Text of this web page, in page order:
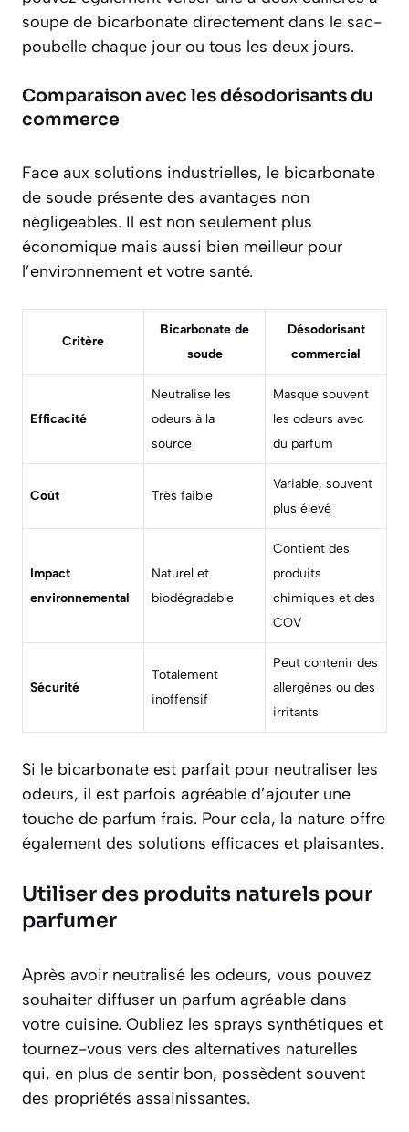
soupe de bicarbonate directement dans le sac-
poubelle chaque jour ou tous les deux jours.
Comparaison avec les désodorisants du
commerce
Face aux solutions industrielles, le bicarbonate
de soude présente des avantages non
négligeables. Il est non seulement plus
économique mais aussi bien meilleur pour
l’environnement et votre santé.
Critère
Bicarbonate de
soude
Désodorisant
commercial
Efficacité
Neutralise les
odeurs à la
source
Masque souvent
les odeurs avec
du parfum
Coût Très faible
Variable, souvent
plus élevé
Impact
environnemental
Naturel et
biodégradable
Contient des
produits
chimiques et des
COV
Sécurité
Totalement
inoffensif
Peut contenir des
allergènes ou des
irritants
Si le bicarbonate est parfait pour neutraliser les
odeurs, il est parfois agréable d’ajouter une
touche de parfum frais. Pour cela, la nature offre
également des solutions efficaces et plaisantes.
Utiliser des produits naturels pour
parfumer
Après avoir neutralisé les odeurs, vous pouvez
souhaiter diffuser un parfum agréable dans
votre cuisine. Oubliez les sprays synthétiques et
tournez-vous vers des alternatives naturelles
qui, en plus de sentir bon, possèdent souvent
des propriétés assainissantes.